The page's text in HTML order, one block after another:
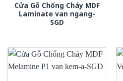
Cửa Gỗ Chống Cháy MDF
Laminate van ngang-
SGD